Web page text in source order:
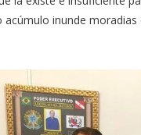
acúmulo inunde